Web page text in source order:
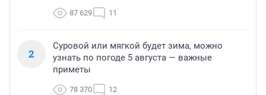
87 629 11
2
Суровой или мягкой будет зима, можно
узнать по погоде 5 августа — важные
приметы
78 370 12